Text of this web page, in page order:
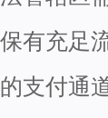
有充足
支付通